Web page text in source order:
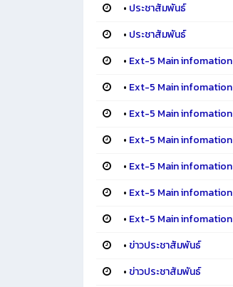
• ประชาสัมพันธ์
• ประชาสัมพันธ์
• Ext-5 Main infomation
• Ext-5 Main infomation
• Ext-5 Main infomation
• Ext-5 Main infomation
• Ext-5 Main infomation
• Ext-5 Main infomation
• Ext-5 Main infomation
• ข่าวประชาสัมพันธ์
• ข่าวประชาสัมพันธ์